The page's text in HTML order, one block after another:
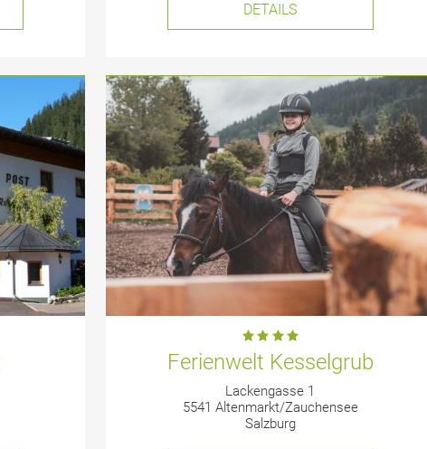
DETAILS
Ferienwelt Kesselgrub
Lackengasse 1
5541 Altenmarkt/Zauchensee
Salzburg